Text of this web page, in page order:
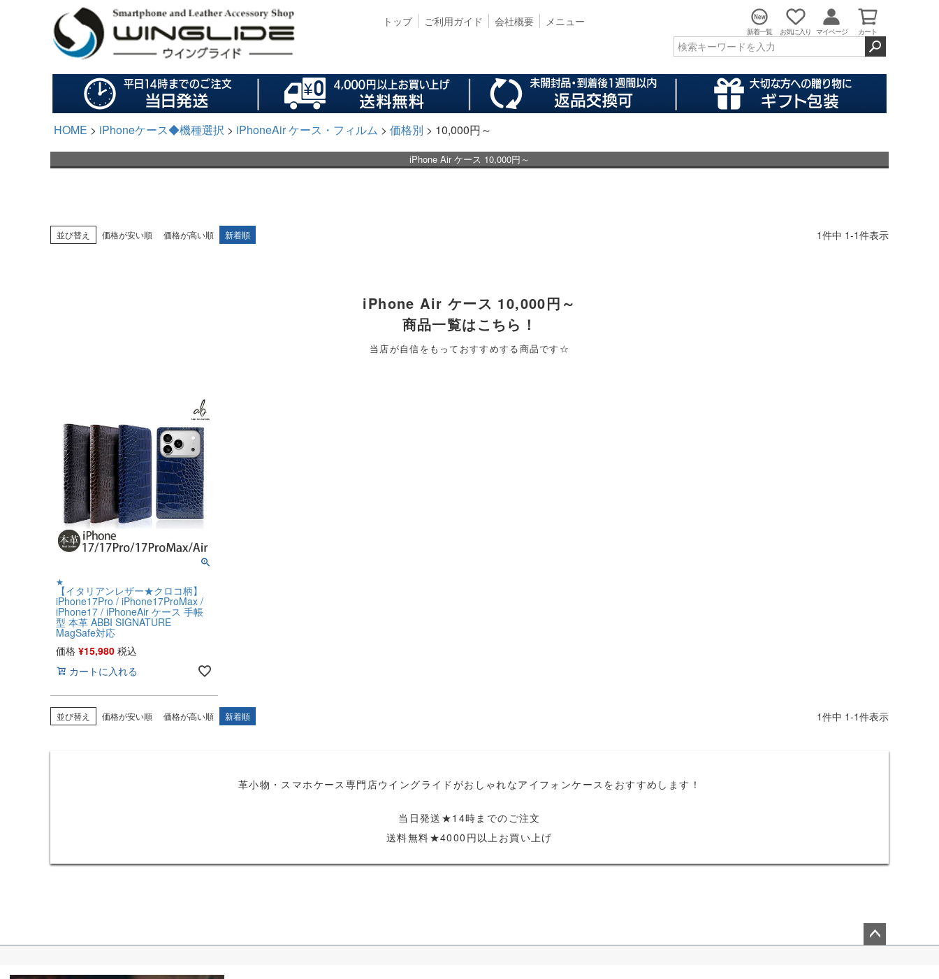
トップ ご利用ガイド 会社概要 メニュー
新着一覧 お気に入り マイページ カート
HOME iPhoneケース◆機種選択 iPhoneAir ケース・フィルム 価格別 10,000円～
iPhone Air ケース 10,000円～
並び替え 価格が安い順 価格が高い順 新着順 1件中 1-1件表示
iPhone Air ケース 10,000円～
商品一覧はこちら！
当店が自信をもっておすすめする商品です☆
★
【イタリアンレザー★クロコ柄】
iPhone17Pro / iPhone17ProMax /
iPhone17 / iPhoneAir ケース 手帳
型 本革 ABBI SIGNATURE
MagSafe対応
価格 ¥15,980 税込
カートに入れる
並び替え 価格が安い順 価格が高い順 新着順 1件中 1-1件表示
革小物・スマホケース専門店ウイングライドがおしゃれなアイフォンケースをおすすめします！
当日発送★14時までのご注文
送料無料★4000円以上お買い上げ